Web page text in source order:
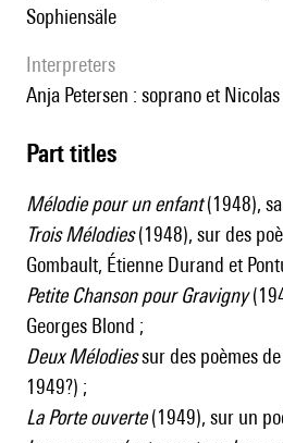
Sophiensäle
interpreters
Anja Petersen : soprano et
Part titles
Mélodie pour un enfant(1948),
Trois Mélodies(1948), sur des
Gombault, Étienne Durand et
Petite Chanson pour Gravigny
Georges Blond ;
Deux Mélodiessur des poèmes
1949?) ;
La Porte ouverte(1949), sur un